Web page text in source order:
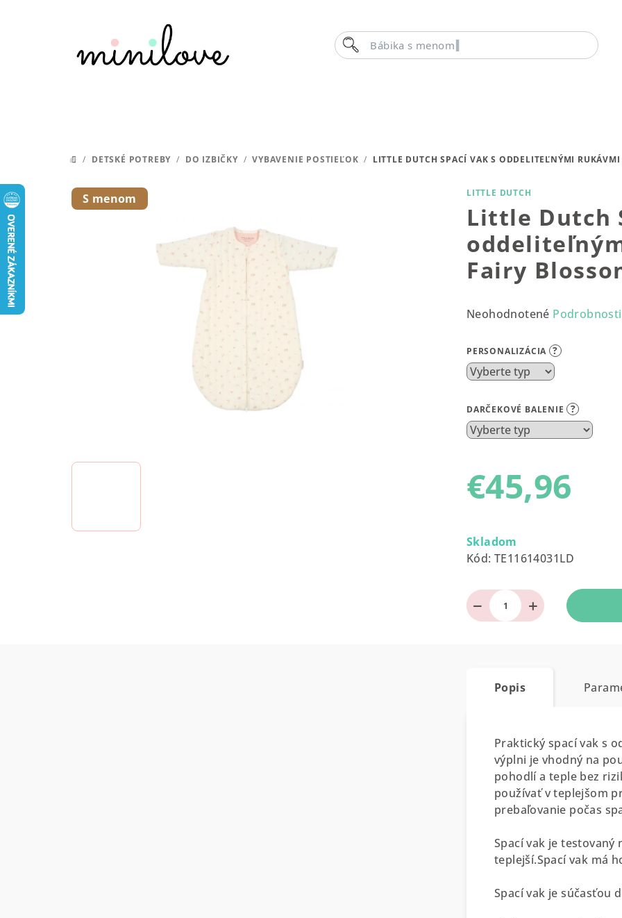
Bábika s menom
Hľadať
DOMOV
/ DETSKÉ POTREBY / DO IZBIČKY / VYBAVENIE POSTIEĽOK / LITTLE DUTCH SPACÍ VAK S ODDELITEĽNÝMI
LITTLE DUTCH
Little Dutch
Fairy
Priemerné
produktu
je
0,0
5
hviezdičiek.
Neohodnotené
PERSONALIZÁCIA ?
DARČEKOVÉ BALENIE ?
€45,96
cena:
Skladom
Kód: TE11614031LD
+
−
S menom
Popis
Praktický spací vak s
výplni je vhodný na
pohodlí a teple bez
používať v teplejšom
prebaľovanie počas
Spací vak je
teplejší.Spací vak má
Spací vak je súčasťou